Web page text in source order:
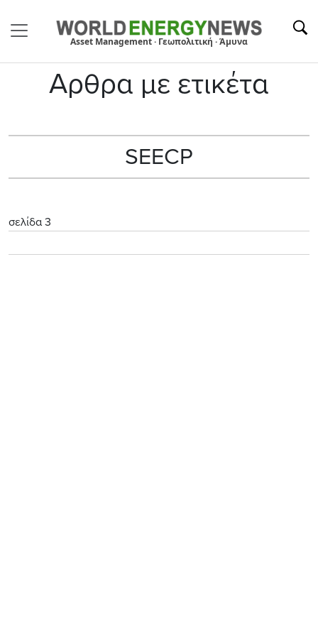
Asset Management · Γεωπολιτική · Άμυνα
Αρθρα με ετικέτα
SEECP
σελίδα 3